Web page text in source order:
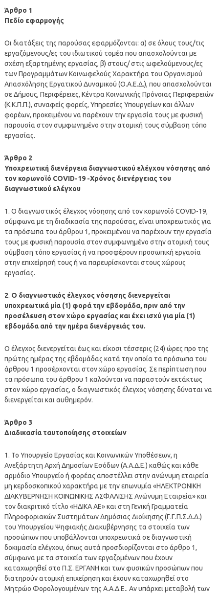
Άρθρο 1
Πεδίο εφαρμογής
Οι διατάξεις της παρούσας εφαρμόζονται: α) σε όλους τους/τις
εργαζόμενους/ες του ιδιωτικού τομέα που απασχολούνται με
σχέση εξαρτημένης εργασίας, β) στους/ στις ωφελούμενους/ες
των Προγραμμάτων Κοινωφελούς Χαρακτήρα του Οργανισμού
Απασχόλησης Εργατικού Δυναμικού (Ο.Α.Ε.Δ.), που απασχολούνται
σε Δήμους, Περιφέρειες, Κέντρα Κοινωνικής Πρόνοιας Περιφερειών
(Κ.Κ.Π.Π.), συναφείς φορείς, Υπηρεσίες Υπουργείων και άλλων
φορέων, προκειμένου να παρέχουν την εργασία τους με φυσική
παρουσία στον συμφωνημένο στην ατομική τους σύμβαση τόπο
εργασίας.
Άρθρο 2
Υποχρεωτική διενέργεια διαγνωστικού ελέγχου νόσησης από
τον κορωνοϊό COVID-19 -Χρόνος διενέργειας του
διαγνωστικού ελέγχου
1. Ο διαγνωστικός έλεγχος νόσησης από τον κορωνοϊό COVID-19,
σύμφωνα με τη διαδικασία της παρούσας, είναι υποχρεωτικός για
τα πρόσωπα του άρθρου 1, προκειμένου να παρέχουν την εργασία
τους με φυσική παρουσία στον συμφωνημένο στην ατομική τους
σύμβαση τόπο εργασίας ή να προσφέρουν προσωπική εργασία
στην επιχείρησή τους ή να παρευρίσκονται στους χώρους
εργασίας.
2. Ο διαγνωστικός έλεγχος νόσησης διενεργείται
υποχρεωτικά μία (1) φορά την εβδομάδα, πριν από την
προσέλευση στον χώρο εργασίας και έχει ισχύ για μία (1)
εβδομάδα από την ημέρα διενέργειάς του.
Ο έλεγχος διενεργείται έως και είκοσι τέσσερις (24) ώρες προ της
πρώτης ημέρας της εβδομάδας κατά την οποία τα πρόσωπα του
άρθρου 1 προσέρχονται στον χώρο εργασίας. Σε περίπτωση που
τα πρόσωπα του άρθρου 1 καλούνται να παραστούν εκτάκτως
στον χώρο εργασίας, ο διαγνωστικός έλεγχος νόσησης δύναται να
διενεργείται και αυθημερόν.
Άρθρο 3
Διαδικασία ταυτοποίησης στοιχείων
1. Το Υπουργείο Εργασίας και Κοινωνικών Υποθέσεων, η
Ανεξάρτητη Αρχή Δημοσίων Εσόδων (Α.Α.Δ.Ε.) καθώς και κάθε
αρμόδιο Υπουργείο ή φορέας αποστέλλει στην ανώνυμη εταιρεία
μη κερδοσκοπικού χαρακτήρα με την επωνυμία «ΗΛΕΚΤΡΟΝΙΚΗ
ΔΙΑΚΥΒΕΡΝΗΣΗ ΚΟΙΝΩΝΙΚΗΣ ΑΣΦΑΛΙΣΗΣ Ανώνυμη Εταιρεία» και
τον διακριτικό τίτλο «ΗΔΙΚΑ ΑΕ» και στη Γενική Γραμματεία
Πληροφοριακών Συστημάτων Δημόσιας Διοίκησης (Γ.Γ.Π.Σ.Δ.Δ.)
του Υπουργείου Ψηφιακής Διακυβέρνησης τα στοιχεία των
προσώπων που υποβάλλονται υποχρεωτικά σε διαγνωστική
δοκιμασία ελέγχου, όπως αυτά προσδιορίζονται στο άρθρο 1,
σύμφωνα με τα στοιχεία των εργαζομένων που έχουν
καταχωρηθεί στο Π.Σ. ΕΡΓΑΝΗ και των φυσικών προσώπων που
διατηρούν ατομική επιχείρηση και έχουν καταχωρηθεί στο
Μητρώο Φορολογουμένων της Α.Α.Δ.Ε.. Αν υπάρχει μεταβολή των